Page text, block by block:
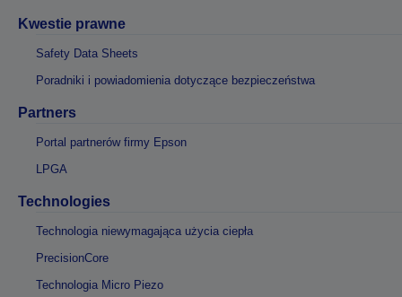
Kwestie prawne
Safety Data Sheets
Poradniki i powiadomienia dotyczące bezpieczeństwa
Partners
Portal partnerów firmy Epson
LPGA
Technologies
Technologia niewymagająca użycia ciepła
PrecisionCore
Technologia Micro Piezo